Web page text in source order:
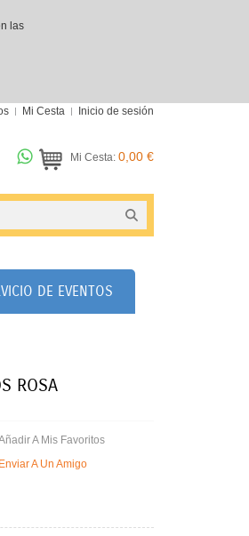
las
Mi Cesta Inicio de sesión
Mi Cesta: 0,00 €
DE EVENTOS
ROSA
A Mis Favoritos
Enviar A Un Amigo